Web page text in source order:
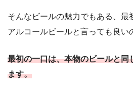
そんなビールの魅力でもある、最
アルコールビールと言っても良い
最初の一口は、本物のビールと同
ます。